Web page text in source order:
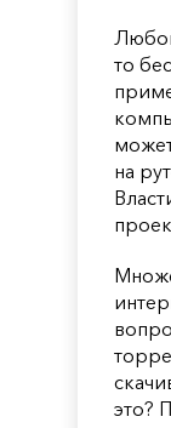
то
на
это?